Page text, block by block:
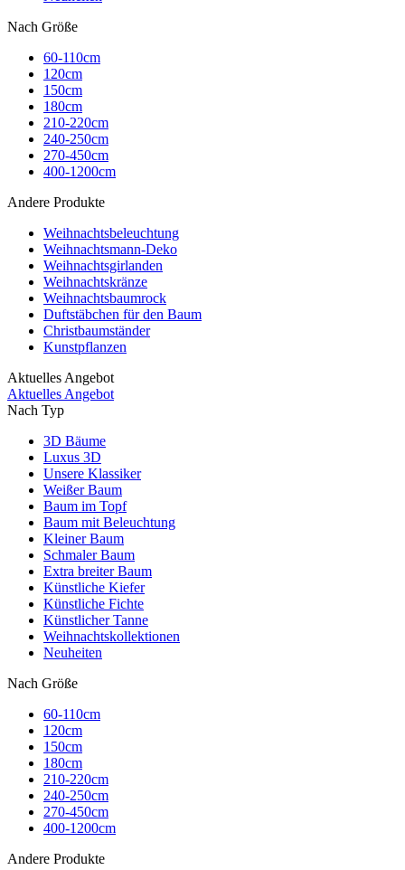
Nach Größe
60-110cm
120cm
150cm
180cm
210-220cm
240-250cm
270-450cm
400-1200cm
Andere Produkte
Weihnachtsbeleuchtung
Weihnachtsmann-Deko
Weihnachtsgirlanden
Weihnachtskränze
Weihnachtsbaumrock
Duftstäbchen für den Baum
Christbaumständer
Kunstpflanzen
Aktuelles Angebot
Aktuelles Angebot
Nach Typ
3D Bäume
Luxus 3D
Unsere Klassiker
Weißer Baum
Baum im Topf
Baum mit Beleuchtung
Kleiner Baum
Schmaler Baum
Extra breiter Baum
Künstliche Kiefer
Künstliche Fichte
Künstlicher Tanne
Weihnachtskollektionen
Neuheiten
Nach Größe
60-110cm
120cm
150cm
180cm
210-220cm
240-250cm
270-450cm
400-1200cm
Andere Produkte